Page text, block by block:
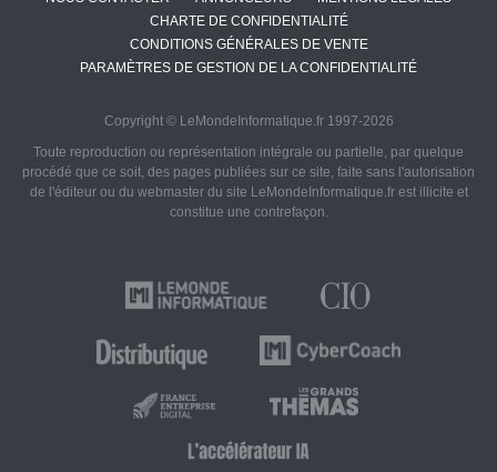
CHARTE DE CONFIDENTIALITÉ
CONDITIONS GÉNÉRALES DE VENTE
PARAMÈTRES DE GESTION DE LA CONFIDENTIALITÉ
Copyright © LeMondeInformatique.fr 1997-2026
Toute reproduction ou représentation intégrale ou partielle, par quelque
procédé que ce soit, des pages publiées sur ce site, faite sans l'autorisation
de l'éditeur ou du webmaster du site LeMondeInformatique.fr est illicite et
constitue une contrefaçon.